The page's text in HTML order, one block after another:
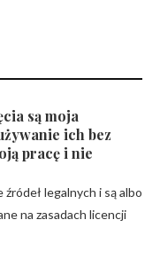
są moja
ich bez
pracę i nie
legalnych i są albo
na zasadach licencji